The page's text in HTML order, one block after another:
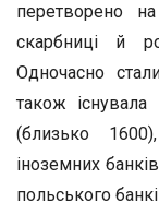
перетворено
скарбниці й
Одночасно
також існувала
(близько
іноземних
польського